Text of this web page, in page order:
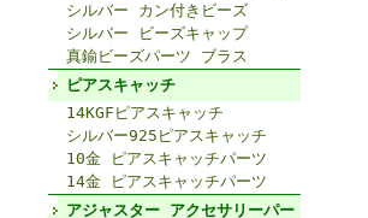
シルバー カン付きビーズ
シルバー ビーズキャップ
真鍮ビーズパーツ ブラス
ピアスキャッチ
14KGFピアスキャッチ
シルバー925ピアスキャッチ
10金 ピアスキャッチパーツ
14金 ピアスキャッチパーツ
アジャスター アクセサリーパー